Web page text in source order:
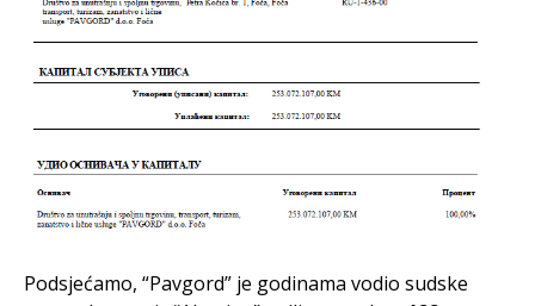
Podsjećamo, “Pavgord” je godinama vodio sudske